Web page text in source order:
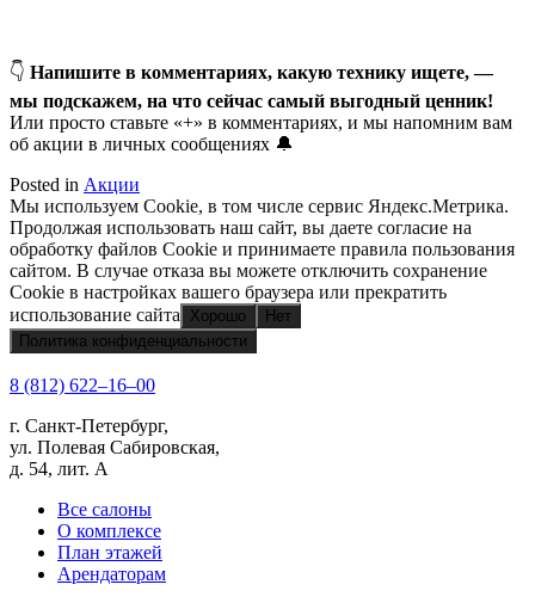
👇 Напишите в комментариях, какую технику ищете, —
мы подскажем, на что сейчас самый выгодный ценник!
Или просто ставьте «+» в комментариях, и мы напомним вам
об акции в личных сообщениях 🔔
Posted in Акции
Мы используем Cookie, в том числе сервис Яндекс.Метрика.
Продолжая использовать наш сайт, вы даете согласие на
обработку файлов Cookie и принимаете правила пользования
сайтом. В случае отказа вы можете отключить сохранение
Cookie в настройках вашего браузера или прекратить
использование сайта Хорошо
Нет
Политика конфиденциальности
8 (812) 622‒16‒00
г. Санкт-Петербург,
ул. Полевая Сабировская,
д. 54, лит. А
Все салоны
О комплексе
План этажей
Арендаторам